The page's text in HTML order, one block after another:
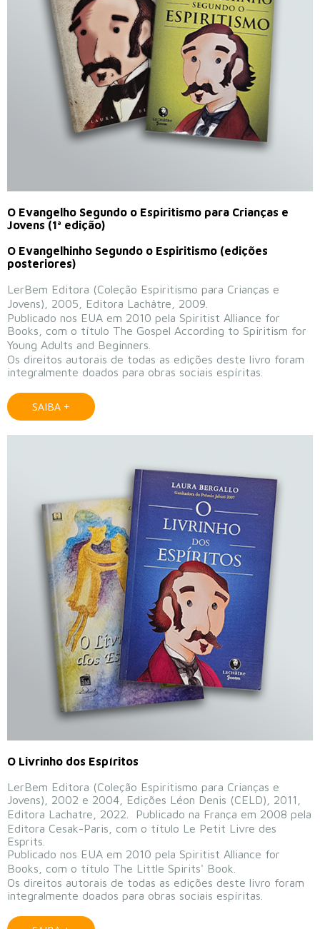
O Evangelho Segundo o Espiritismo para Crianças e
Jovens (1ª edição)
O Evangelhinho Segundo o Espiritismo (edições
posteriores)
LerBem Editora (Coleção Espiritismo para Crianças e
Jovens), 2005, Editora Lachâtre, 2009.
Publicado nos EUA em 2010 pela Spiritist Alliance for
Books, com o título The Gospel According to Spiritism for
Young Adults and Beginners.
Os direitos autorais de todas as edições deste livro foram
integralmente doados para obras sociais espíritas.
SAIBA +
O Livrinho dos Espíritos
LerBem Editora (Coleção Espiritismo para Crianças e
Jovens), 2002 e 2004, Edições Léon Denis (CELD), 2011,
Editora Lachatre, 2022. Publicado na França em 2008 pela
Editora Cesak-Paris, com o título Le Petit Livre des
Esprits.
Publicado nos EUA em 2010 pela Spiritist Alliance for
Books, com o título The Little Spirits' Book.
Os direitos autorais de todas as edições deste livro foram
integralmente doados para obras sociais espíritas.